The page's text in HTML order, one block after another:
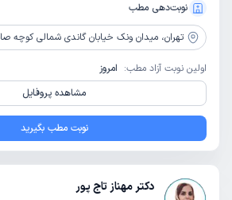
نوبت‌دهی مطب
تهران، میدان ونک خیابان گاندی شمالی کوچه صانعی پلاک 19 ساختمان
اولین نوبت آزاد مطب: امروز
مشاهده پروفایل
نوبت مطب بگیرید
دکتر مهناز تاج پور